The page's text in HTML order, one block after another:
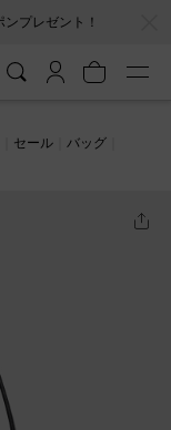
セール
バッグ